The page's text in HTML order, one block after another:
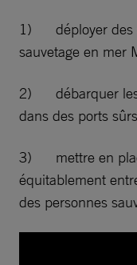
1) déployer des
sauvetage en mer
2) débarquer les
dans des ports
3) mettre en
équitablement
des personnes